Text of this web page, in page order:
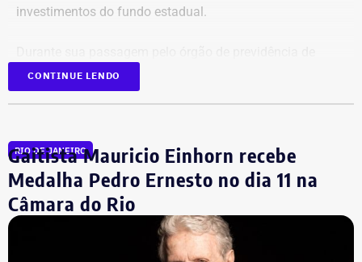
investimentos do fundo estadual.
Itaguaí, a ex-gerente do Rioprevidência também
para a estrutura interna o ex-policial federal Jayme Alves
Youssef.
Mais de 20% da carteira
compremetida sob ‘risco de default’
CONTINUE LENDO
RIO DE JANEIRO
Gaitista Mauricio Einhorn recebe
Medalha Pedro Ernesto no dia 11 na
Câmara do Rio